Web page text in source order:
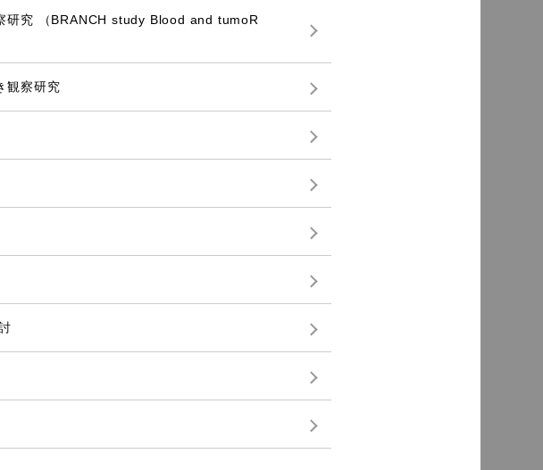
研究 （BRANCH study Blood and tumoR
観察研究